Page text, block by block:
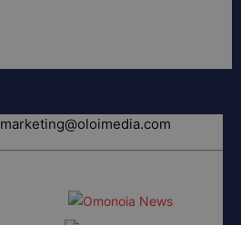
marketing@oloimedia.com